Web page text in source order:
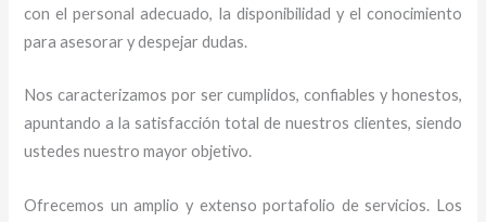
con el personal adecuado, la disponibilidad y el conocimiento
para asesorar y despejar dudas.
Nos caracterizamos por ser cumplidos, confiables y honestos,
apuntando a la satisfacción total de nuestros clientes, siendo
ustedes nuestro mayor objetivo.
Ofrecemos un amplio y extenso portafolio de servicios. Los